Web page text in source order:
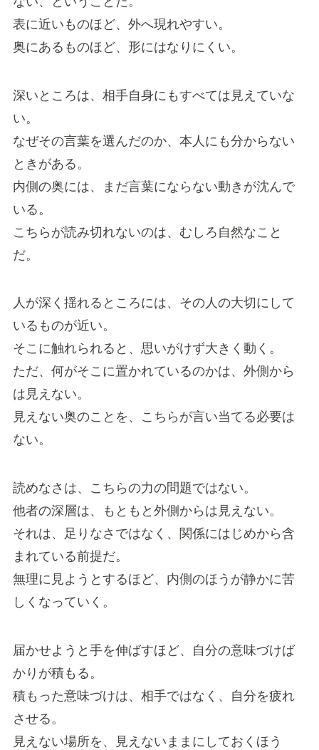
表に近いものほど、外へ現れやすい。
奥にあるものほど、形にはなりにくい。
深いところは、相手自身にもすべては見えていな
い。
なぜその言葉を選んだのか、本人にも分からない
ときがある。
内側の奥には、まだ言葉にならない動きが沈んで
いる。
こちらが読み切れないのは、むしろ自然なこと
だ。
人が深く揺れるところには、その人の大切にして
いるものが近い。
そこに触れられると、思いがけず大きく動く。
ただ、何がそこに置かれているのかは、外側から
は見えない。
見えない奥のことを、こちらが言い当てる必要は
ない。
読めなさは、こちらの力の問題ではない。
他者の深層は、もともと外側からは見えない。
それは、足りなさではなく、関係にはじめから含
まれている前提だ。
無理に見ようとするほど、内側のほうが静かに苦
しくなっていく。
届かせようと手を伸ばすほど、自分の意味づけば
かりが積もる。
積もった意味づけは、相手ではなく、自分を疲れ
させる。
見えない場所を、見えないままにしておくほう